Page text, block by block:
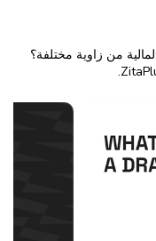
من زاوية مختلفة؟